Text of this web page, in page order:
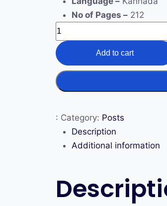
No of Pages – 212
Add to cart
: Category: Posts
Description
Additional information